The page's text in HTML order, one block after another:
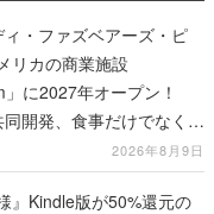
ィ・ファズベアーズ・ピ
リカの商業施設
」に2027年オープン！
開発、食事だけでなくス
型のホラー体験も楽しめ
2026年8月9日
』Kindle版が50%還元の